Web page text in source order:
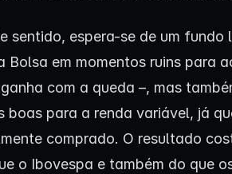
sentido, espera-se de um
Bolsa em momentos ruins para
com a queda –, mas
boas para a renda variável, já
comprado. O resultado
o Ibovespa e também do que